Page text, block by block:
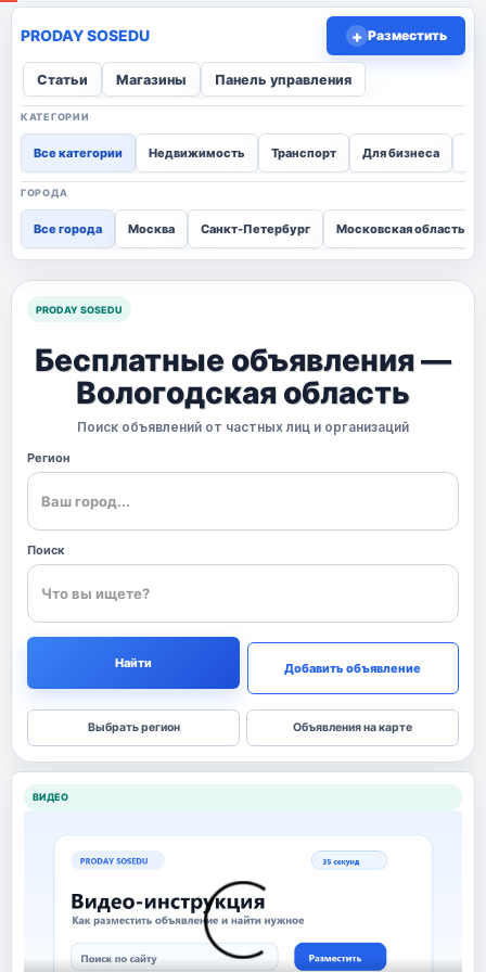
Статьи Магазины Панель управления
+ Разместить
КАТЕГОРИИ
Все категории Недвижимость Транспорт Для бизнеса
ГОРОДА
Все города Москва Санкт-Петербург Московская область
PRODAY SOSEDU
Бесплатные объявления —
Вологодская область
Поиск объявлений от частных лиц и организаций
Регион
Поиск
Найти Добавить объявление
Выбрать регион Объявления на карте
ВИДЕО